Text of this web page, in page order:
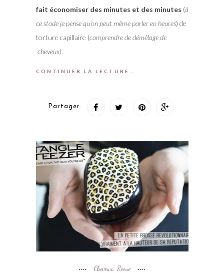
fait économiser des minutes et des minutes (à
ce stade je pense qu’on peut même parler en heures) de
torture capillaire (comprendre de démêlage de
cheveux).
CONTINUER LA LECTURE…
Partager:
Cheveux, Revue